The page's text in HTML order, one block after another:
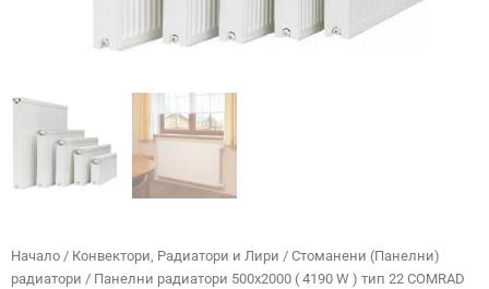
Начало / Конвектори, Радиатори и Лири / Стоманени (Панелни)
радиатори / Панелни радиатори 500х2000 ( 4190 W ) тип 22 COMRAD